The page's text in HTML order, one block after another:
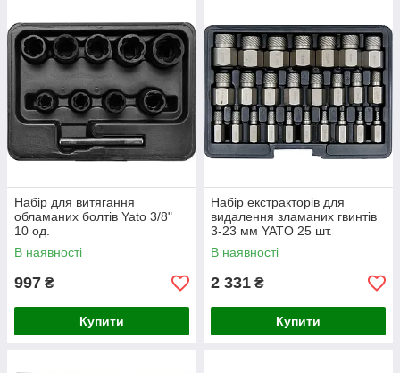
Набір для витягання
обламаних болтів Yato 3/8"
10 од.
В наявності
997 ₴
Купити
Набір екстракторів для
видалення зламаних гвинтів
3-23 мм YATO 25 шт.
В наявності
2 331 ₴
Купити